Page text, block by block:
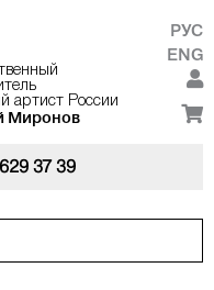
артист России
Миронов
РУС
ENG
37 39